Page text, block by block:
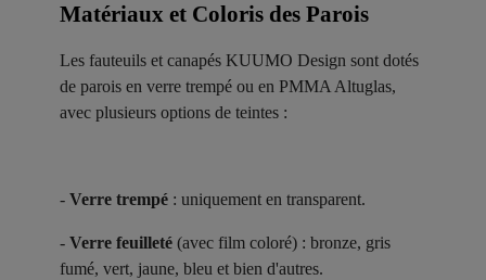
Matériaux et Coloris des Parois ​
Les fauteuils et canapés KUUMO Design sont dotés
de parois en verre trempé ou en PMMA Altuglas,
avec plusieurs options de teintes :
- Verre trempé : uniquement en transparent.
- Verre feuilleté (avec film coloré) : bronze, gris
fumé, vert, jaune, bleu et bien d'autres.